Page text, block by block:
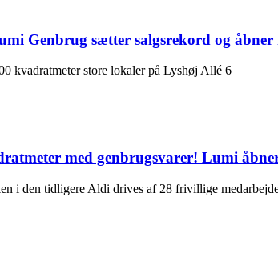
Genbrug sætter salgsrekord og åbner
kvadratmeter store lokaler på Lyshøj Allé 6
med genbrugsvarer! Lumi
tidligere Aldi drives af 28 frivillige